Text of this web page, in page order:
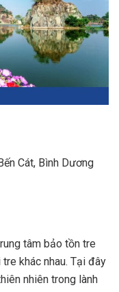
Cát, Bình Dương
tâm bảo tồn tre
khác nhau. Tại đây
nhiên trong lành